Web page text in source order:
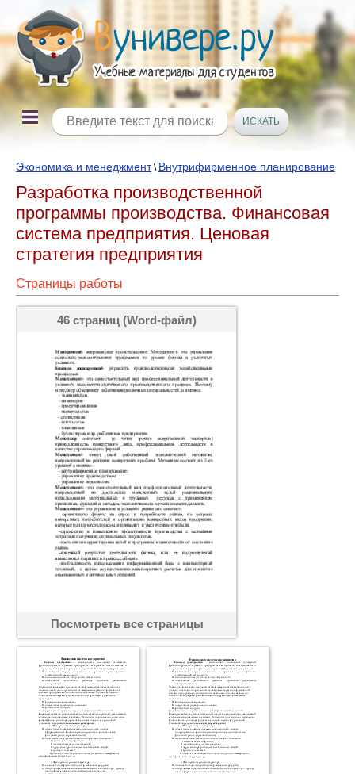
Экономика и менеджмент\ Внутрифирменное планирование
Разработка производственной
программы производства. Финансовая
система предприятия. Ценовая
стратегия предприятия
Страницы работы
46 страниц (Word-файл)
Посмотреть все страницы